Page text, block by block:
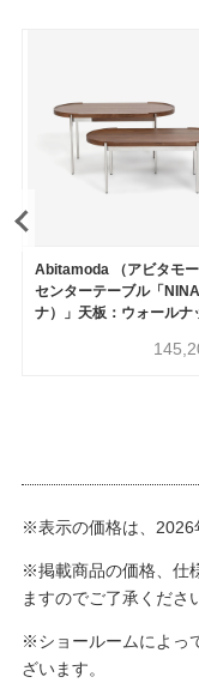
Abitamoda （アビタモー
センターテーブル「
ナ）」天板：ウォールナ
※表示の価格は、2026
※掲載商品の価格、仕
ますのでご了承くださ
※ショールームによっ
ざいます。